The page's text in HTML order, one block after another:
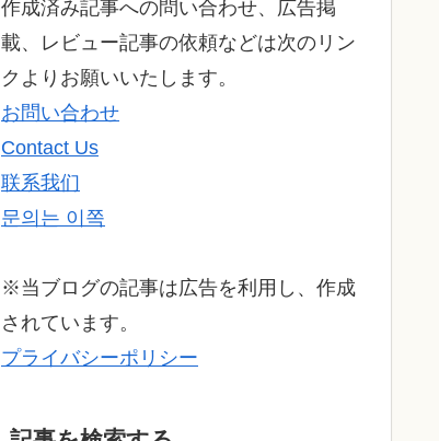
作成済み記事への問い合わせ、広告掲
載、レビュー記事の依頼などは次のリン
クよりお願いいたします。
お問い合わせ
Contact Us
联系我们
문의는 이쪽
※当ブログの記事は広告を利用し、作成
されています。
プライバシーポリシー